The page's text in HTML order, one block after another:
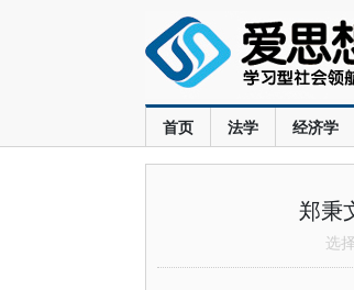
首页 法学 经济学
郑秉
选